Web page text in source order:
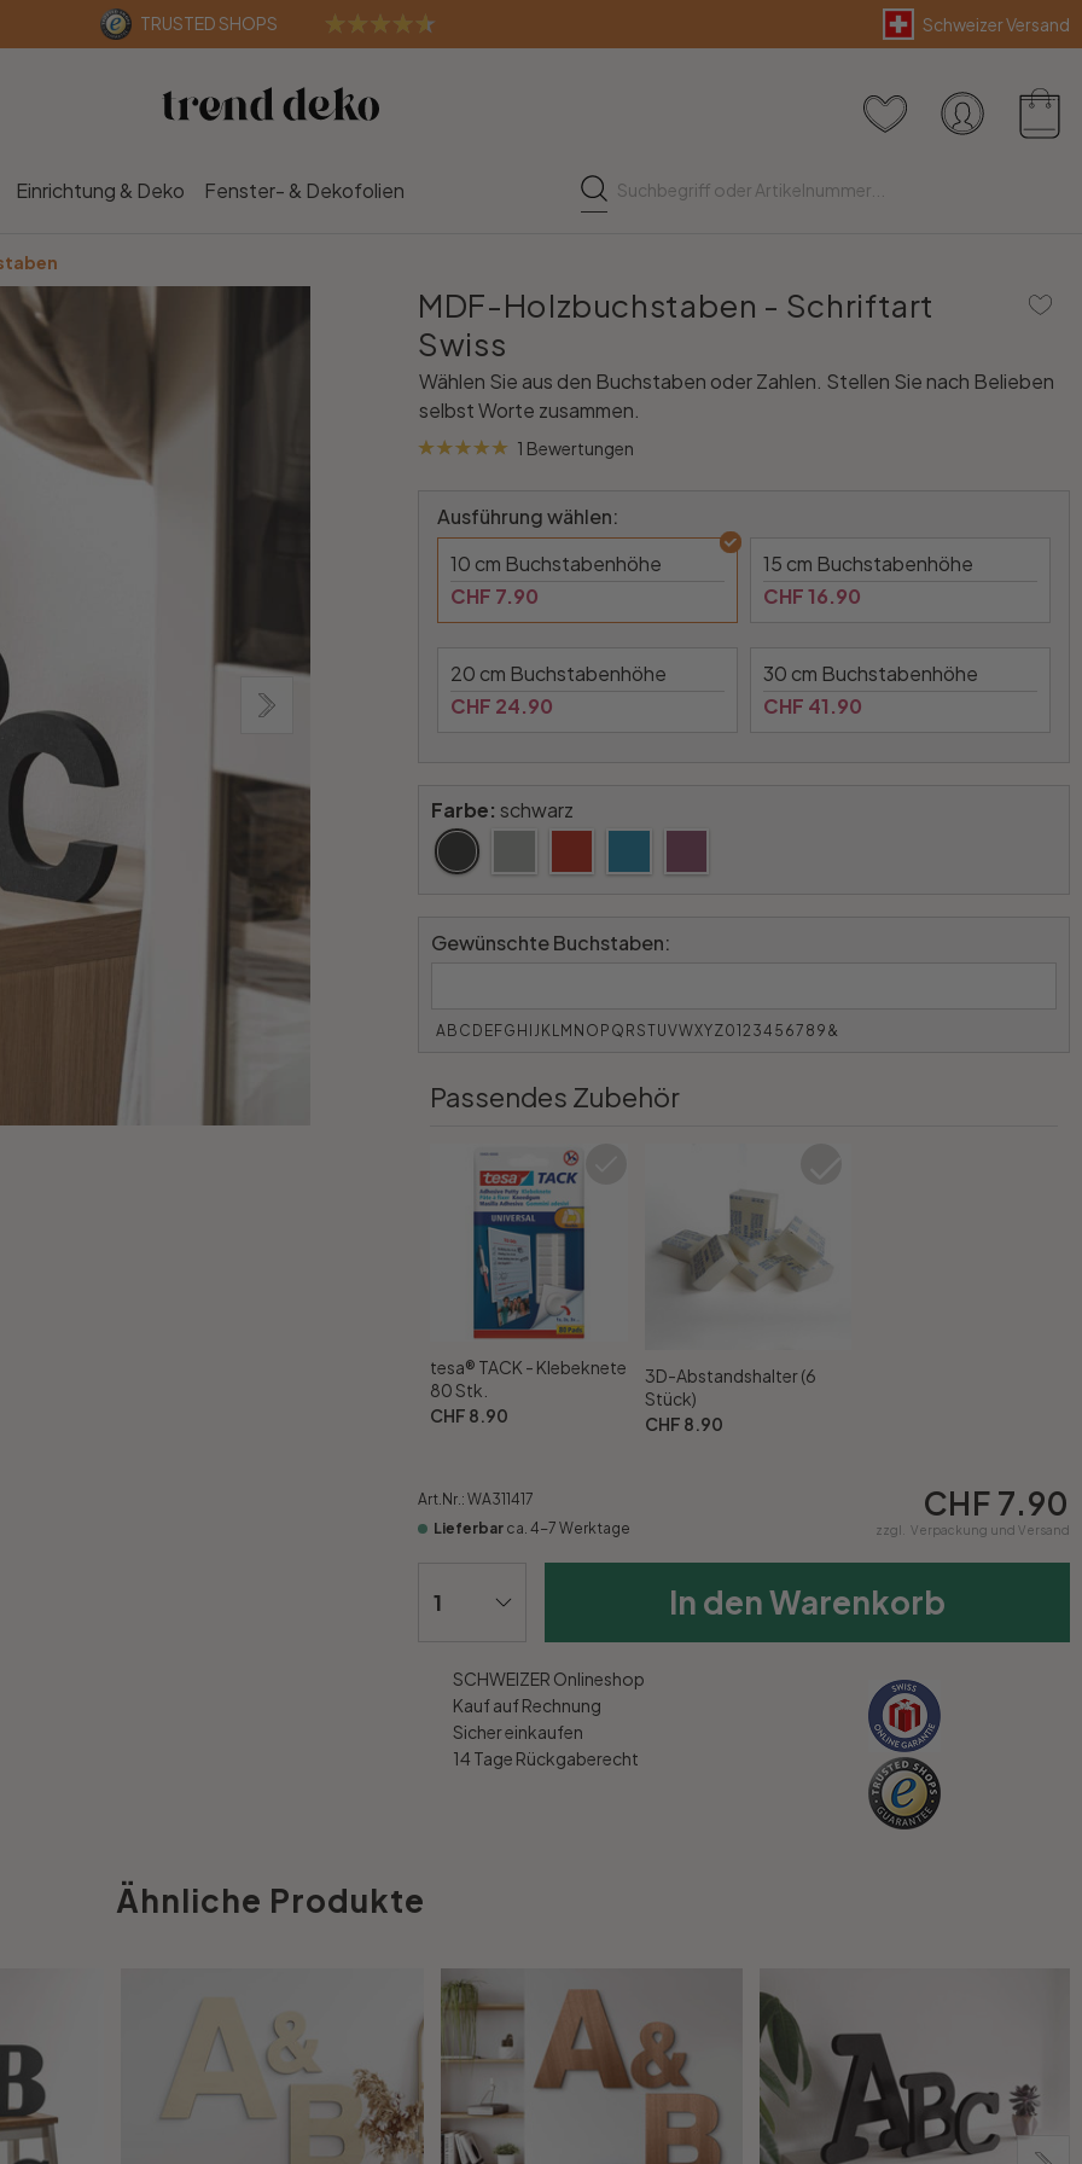
TRUSTED SHOPS Schweizer Versand
Einrichtung & Deko Fenster- & Dekofolien
MDF-Holzbuchstaben - Schriftart
Swiss
Wählen Sie aus den Buchstaben oder Zahlen. Stellen Sie nach Belieben
selbst Worte zusammen.
1 Bewertungen
Ausführung wählen:
10 cm Buchstabenhöhe
CHF 7.90
15 cm Buchstabenhöhe
CHF 16.90
20 cm Buchstabenhöhe
CHF 24.90
30 cm Buchstabenhöhe
CHF 41.90
Farbe: schwarz
Gewünschte Buchstaben:
ABCDEFGHIJKLMNOPQRSTUVWXYZ0123456789&
Passendes Zubehör
tesa® TACK - Klebeknete
80 Stk.
CHF 8.90
3D-Abstandshalter (6
Stück)
CHF 8.90
Art.Nr.: WA311417
Lieferbar ca. 4-7 Werktage
CHF 7.90
zzgl. Verpackung und Versand
In den Warenkorb
SCHWEIZER Onlineshop
Kauf auf Rechnung
Sicher einkaufen
14 Tage Rückgaberecht
Ähnliche Produkte